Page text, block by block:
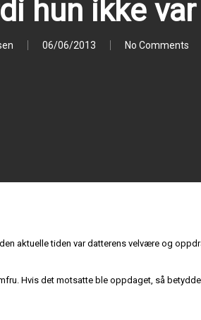
hun ikke
06/06/2013 No Comments
aktuelle tiden var datterens velvære og
Hvis det motsatte ble oppdaget, så